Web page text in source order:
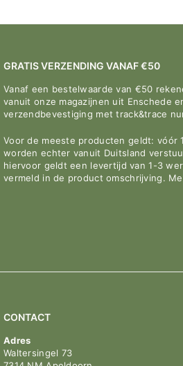
GRATIS VERZENDING VANAF €50
Vanaf een bestelwaarde van €50
vanuit onze magazijnen uit Enschede
verzendbevestiging met track&trace
Voor de meeste producten geldt: vóór
worden echter vanuit Duitsland
hiervoor geldt een levertijd van 1-3
vermeld in de product omschrijving.
CONTACT
Adres
Waltersingel 73